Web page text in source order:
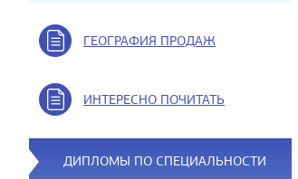
ГЕОГРАФИЯ ПРОДАЖ
ИНТЕРЕСНО ПОЧИТАТЬ
ДИПЛОМЫ ПО СПЕЦИАЛЬНОСТИ